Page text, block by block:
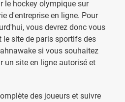
le hockey olympique sur
d'entreprise en ligne. Pour
vous devrez donc vous
le site de paris sportifs des
si vous souhaitez
un site en ligne autorisé et
des joueurs et suivre